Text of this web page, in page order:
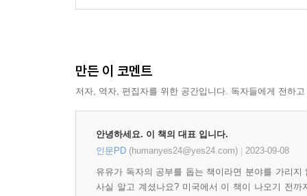
만든 이 코멘트
저자, 역자, 편집자를 위한 공간입니다. 독자들에게 전하
안녕하세요. 이 책의 대표 입니다.
인문PD (humanyes24@yes24.com) 2023-09-08
유유가 독자의 공부를 돕는 책이라면 분야를 가리
사실 알고 계셨나요? 미국에서 이 책이 나오기 전